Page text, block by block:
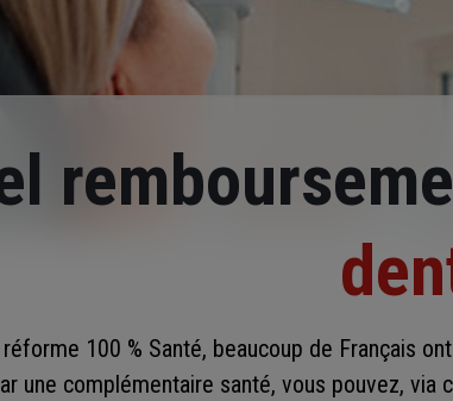
100 % Santé, beaucoup de Français
une complémentaire santé, vous pouvez,